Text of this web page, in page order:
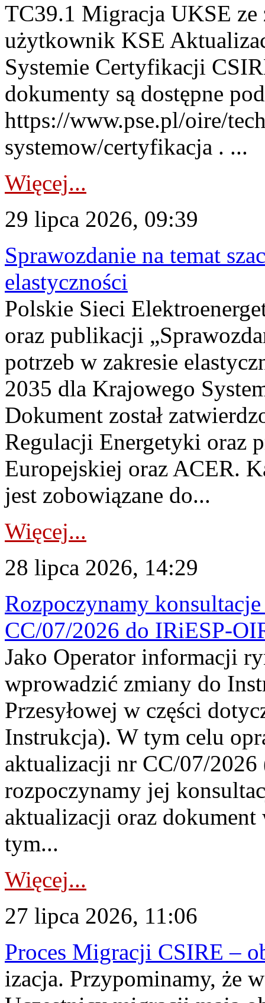
TC39.1 Migracja UKSE
użytkownik KSE
Systemie Certyfikacji
dokumenty są dostępne
https://www.pse.pl/oire/
systemow/certyfikacja . ...
Więcej...
29 lipca 2026, 09:39
Sprawozdanie na temat
elastyczności
Polskie Sieci
oraz publikacji
potrzeb w zakresie
2035 dla Krajowego
Dokument został
Regulacji Energetyki oraz
Europejskiej oraz ACER.
jest zobowiązane do...
Więcej...
28 lipca 2026, 14:29
Rozpoczynamy
CC/07/2026 do IRiESP-
Jako Operator informacji
wprowadzić zmiany do
Przesyłowej w części
Instrukcja). W tym celu
aktualizacji nr CC/07/
rozpoczynamy jej
aktualizacji oraz
tym...
Więcej...
27 lipca 2026, 11:06
Proces Migracji CSIRE –
izacja. Przypominamy, że